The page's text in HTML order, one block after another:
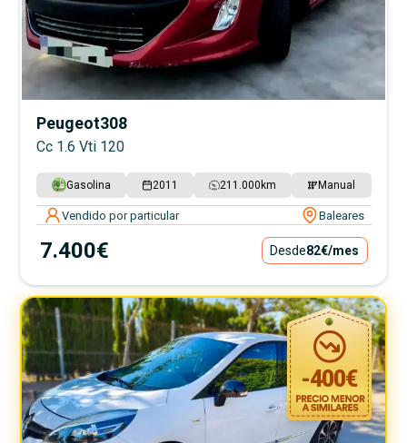
Peugeot308
Cc 1.6 Vti 120
Gasolina 2011 211.000 km Manual
Vendido por particular Baleares
7.400€ Desde82€/mes
-400€